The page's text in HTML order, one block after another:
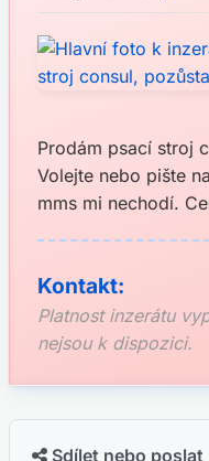
Prodám psací stroj
Volejte nebo pište
mms mi nechodí.
Kontakt:
Platnost inzerátu
nejsou k dispozici.
Sdílet nebo poslat